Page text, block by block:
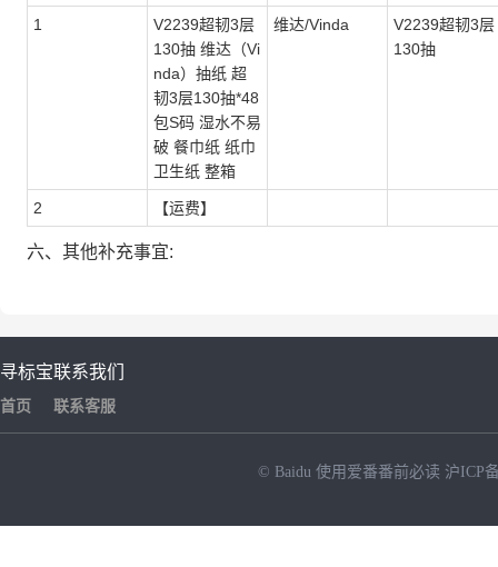
1
V2239超韧3层
130抽 维达（Vi
nda）抽纸 超
韧3层130抽*48
包S码 湿水不易
破 餐巾纸 纸巾
卫生纸 整箱
维达/Vinda
V2239超韧3层
130抽
2 【运费】
六、其他补充事宜:
寻标宝
首页
联系我们
联系客服
© Baidu 使用爱番番前必读 沪ICP